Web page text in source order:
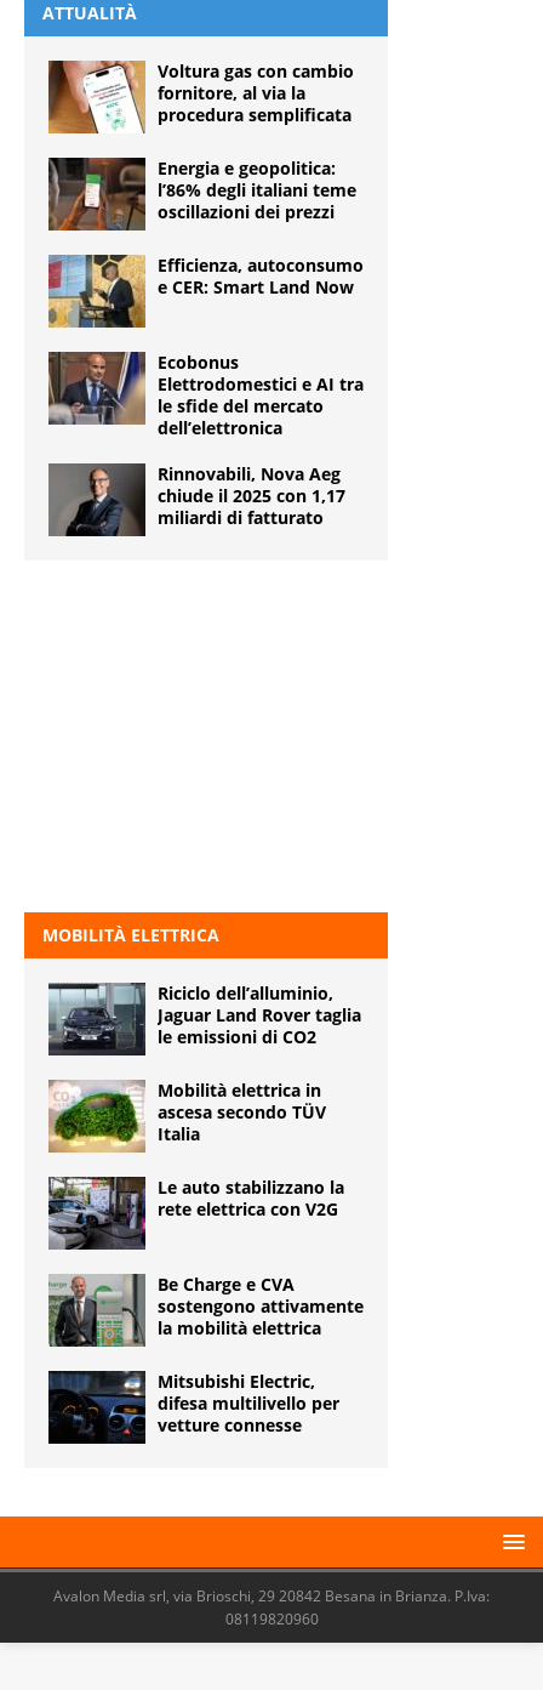
ATTUALITÀ
Voltura gas con cambio
fornitore, al via la
procedura semplificata
Energia e geopolitica:
l’86% degli italiani teme
oscillazioni dei prezzi
Efficienza, autoconsumo
e CER: Smart Land Now
Ecobonus
Elettrodomestici e AI tra
le sfide del mercato
dell’elettronica
Rinnovabili, Nova Aeg
chiude il 2025 con 1,17
miliardi di fatturato
MOBILITÀ ELETTRICA
Riciclo dell’alluminio,
Jaguar Land Rover taglia
le emissioni di CO2
Mobilità elettrica in
ascesa secondo TÜV
Italia
Le auto stabilizzano la
rete elettrica con V2G
Be Charge e CVA
sostengono attivamente
la mobilità elettrica
Mitsubishi Electric,
difesa multilivello per
vetture connesse
Avalon Media srl, via Brioschi, 29 20842 Besana in Brianza. P.Iva:
08119820960